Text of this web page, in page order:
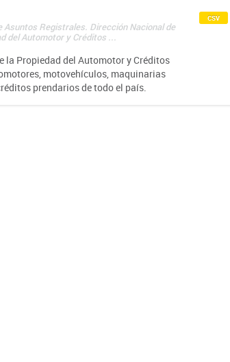
Registrales. Dirección Nacional de
del Automotor y Créditos ...
la Propiedad del Automotor y Créditos
motovehículos, maquinarias
prendarios de todo el país.
csv